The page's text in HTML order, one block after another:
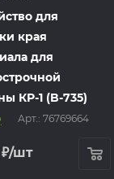
для
края
для
КР-1 (B-735)
Арт.: 76769664
₽/шт